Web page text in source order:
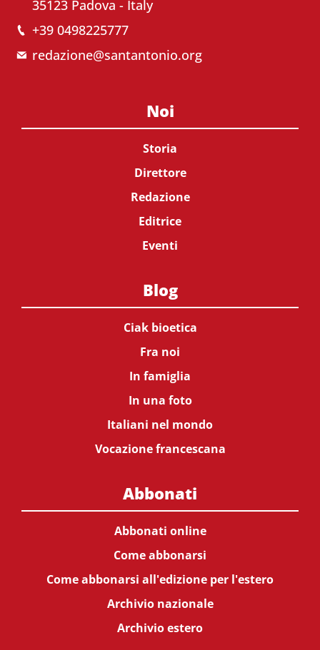
35123 Padova - Italy
+39 0498225777
redazione@santantonio.org
Noi
Storia
Direttore
Redazione
Editrice
Eventi
Blog
Ciak bioetica
Fra noi
In famiglia
In una foto
Italiani nel mondo
Vocazione francescana
Abbonati
Abbonati online
Come abbonarsi
Come abbonarsi all'edizione per l'estero
Archivio nazionale
Archivio estero